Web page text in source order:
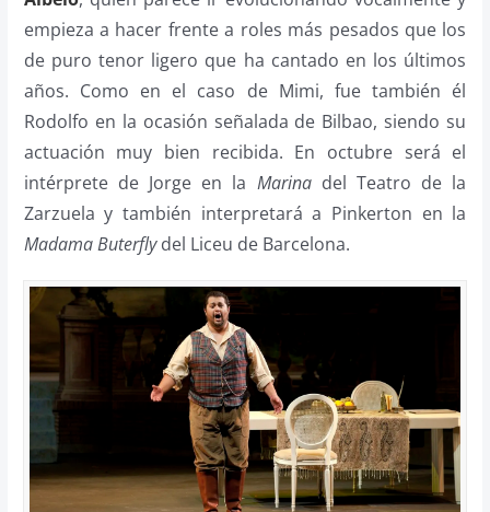
empieza a hacer frente a roles más pesados que los
de puro tenor ligero que ha cantado en los últimos
años. Como en el caso de Mimi, fue también él
Rodolfo en la ocasión señalada de Bilbao, siendo su
actuación muy bien recibida. En octubre será el
intérprete de Jorge en la Marinadel Teatro de la
Zarzuela y también interpretará a Pinkerton en la
Madama Buterflydel Liceu de Barcelona.